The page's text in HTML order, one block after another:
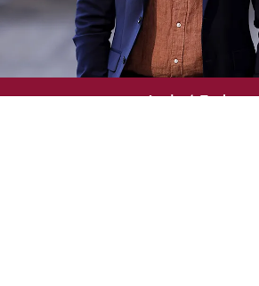
Andreé Ernberg